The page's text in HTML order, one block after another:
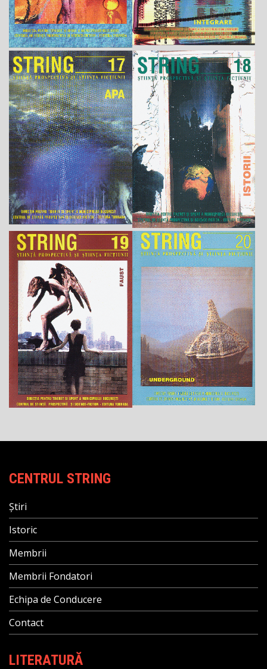
CENTRUL STRING
Știri
Istoric
Membrii
Membrii Fondatori
Echipa de Conducere
Contact
LITERATURĂ